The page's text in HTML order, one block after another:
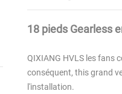
18 pieds Gearless
QIXIANG HVLS les fans
conséquent, this grand
l'installation.